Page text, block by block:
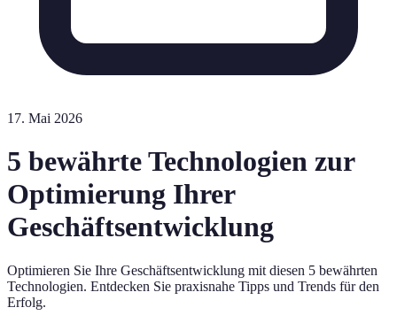
17. Mai 2026
5 bewährte Technologien zur
Optimierung Ihrer
Geschäftsentwicklung
Optimieren Sie Ihre Geschäftsentwicklung mit diesen 5 bewährten
Technologien. Entdecken Sie praxisnahe Tipps und Trends für den
Erfolg.